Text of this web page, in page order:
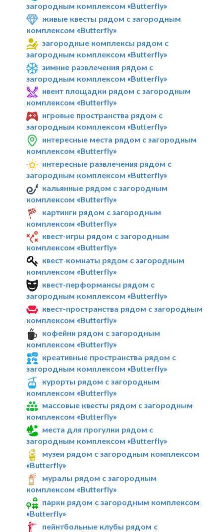
загородным комплексом «Butterfly»
живые квесты рядом с загородным
комплексом «Butterfly»
загородные комплексы рядом с
загородным комплексом «Butterfly»
зимние развлечения рядом с
загородным комплексом «Butterfly»
ивент площадки рядом с загородным
комплексом «Butterfly»
игровые пространства рядом с
загородным комплексом «Butterfly»
интересные места рядом с загородным
комплексом «Butterfly»
интересные развлечения рядом с
загородным комплексом «Butterfly»
кальянные рядом с загородным
комплексом «Butterfly»
картинги рядом с загородным
комплексом «Butterfly»
квест-игры рядом с загородным
комплексом «Butterfly»
квест-комнаты рядом с загородным
комплексом «Butterfly»
квест-перформансы рядом с
загородным комплексом «Butterfly»
квест-пространства рядом с загородным
комплексом «Butterfly»
кофейни рядом с загородным
комплексом «Butterfly»
креативные пространства рядом с
загородным комплексом «Butterfly»
курорты рядом с загородным
комплексом «Butterfly»
массовые квесты рядом с загородным
комплексом «Butterfly»
места для прогулки рядом с
загородным комплексом «Butterfly»
музеи рядом с загородным комплексом
«Butterfly»
муралы рядом с загородным
комплексом «Butterfly»
парки рядом с загородным комплексом
«Butterfly»
пейнтбольные клубы рядом с